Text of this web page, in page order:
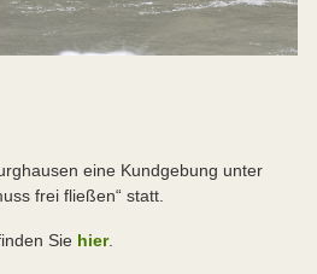
eine Kundgebung unter
frei fließen“ statt.
Sie hier.